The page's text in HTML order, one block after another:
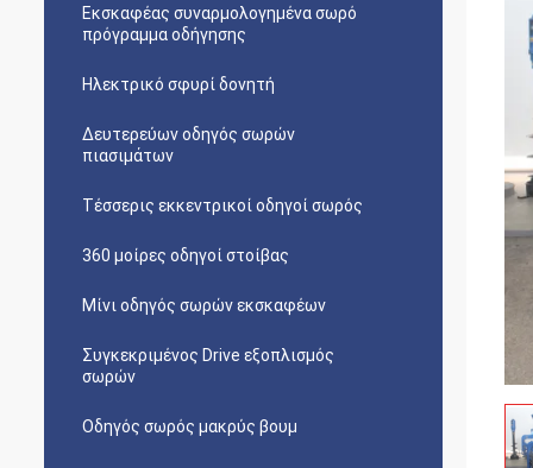
Εκσκαφέας συναρμολογημένα σωρό
πρόγραμμα οδήγησης
Ηλεκτρικό σφυρί δονητή
Δευτερεύων οδηγός σωρών
πιασιμάτων
Τέσσερις εκκεντρικοί οδηγοί σωρός
360 μοίρες οδηγοί στοίβας
Μίνι οδηγός σωρών εκσκαφέων
Συγκεκριμένος Drive εξοπλισμός
σωρών
Οδηγός σωρός μακρύς βουμ